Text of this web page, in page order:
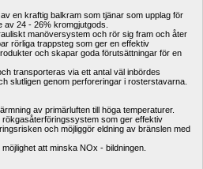
en kraftig balkram som tjänar som upplag för
24 - 26% kromgjutgods.
manöversystem och rör sig fram och åter
rörliga trappsteg som ger en effektiv
och skapar goda förutsättningar för en
transporteras via ett antal väl inbördes
slutligen genom perforeringar i rosterstavarna.
av primärluften till höga temperaturer.
som ger effektiv
och möjliggör eldning av bränslen med
att minska NOx - bildningen.